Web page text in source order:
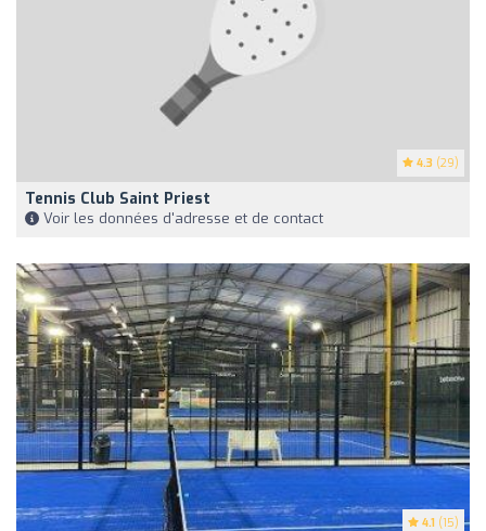
4.3 (29)
Tennis Club Saint Priest
Voir les données d'adresse et de contact
4.1 (15)